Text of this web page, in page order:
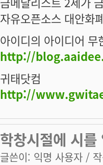
자유오픈소스 대안화
아이디의 아이디어 무
http://
귀태닷컴
http://
학창시절에 시
글쓴이: 익명 사용자 /